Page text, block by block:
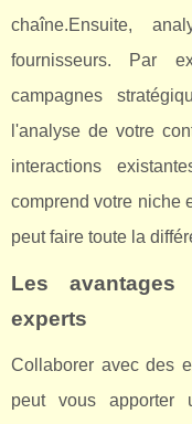
chaîne.Ensuite,
fournisseurs. Par
campagnes
l'analyse de votre
interactions
comprend votre niche
peut faire toute la
Les
experts
Collaborer avec des
peut vous apporter